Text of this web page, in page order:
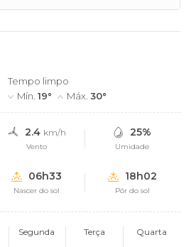
Tempo limpo
Mín.19° Máx.30°
2.4 km/h
Vento
25%
Umidade
06h33
Nascer do sol
18h02
Pôr do sol
Segunda Terça Quarta